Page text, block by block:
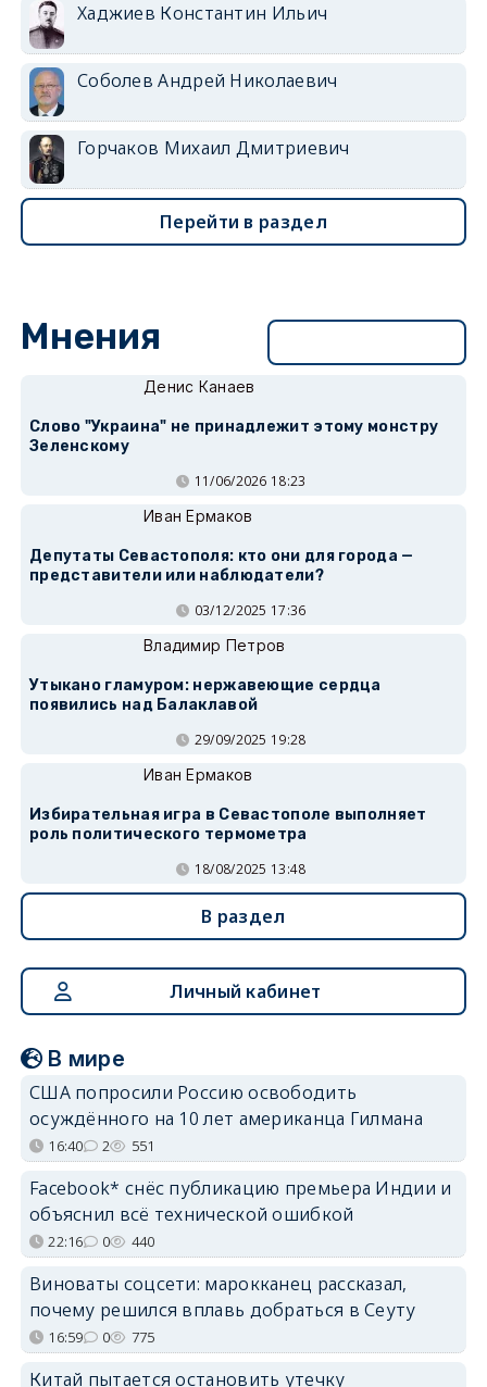
Хаджиев Константин Ильич
Соболев Андрей Николаевич
Горчаков Михаил Дмитриевич
Перейти в раздел
Мнения
Денис Канаев
Слово "Украина" не принадлежит этому монстру
Зеленскому
11/06/2026 18:23
Иван Ермаков
Депутаты Севастополя: кто они для города —
представители или наблюдатели?
03/12/2025 17:36
Владимир Петров
Утыкано гламуром: нержавеющие сердца
появились над Балаклавой
29/09/2025 19:28
Иван Ермаков
Избирательная игра в Севастополе выполняет
роль политического термометра
18/08/2025 13:48
В раздел
Личный кабинет
В мире
США попросили Россию освободить
осуждённого на 10 лет американца Гилмана
16:40 2 551
Facebook* снёс публикацию премьера Индии и
объяснил всё технической ошибкой
22:16 0 440
Виноваты соцсети: марокканец рассказал,
почему решился вплавь добраться в Сеуту
16:59 0 775
Китай пытается остановить утечку